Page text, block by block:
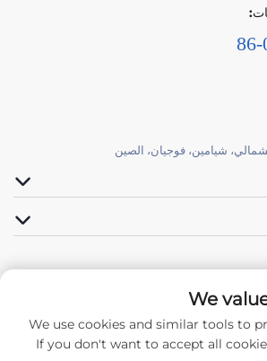
تابعونا
We
We use cookies and similar tools to
If you don't want to accept all